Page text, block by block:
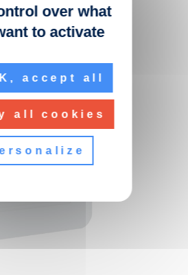
over what
to activate
accept all
all cookies